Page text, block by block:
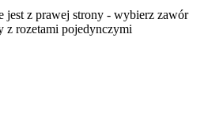
prawej strony - wybierz zawór
z rozetami pojedynczymi